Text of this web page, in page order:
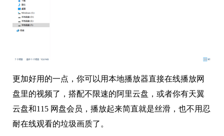
更加好用的一点，你可以用本地播放器直接在线播放网
盘里的视频了，搭配不限速的阿里云盘，或者你有天翼
云盘和115 网盘会员，播放起来简直就是丝滑，也不用忍
耐在线观看的垃圾画质了。